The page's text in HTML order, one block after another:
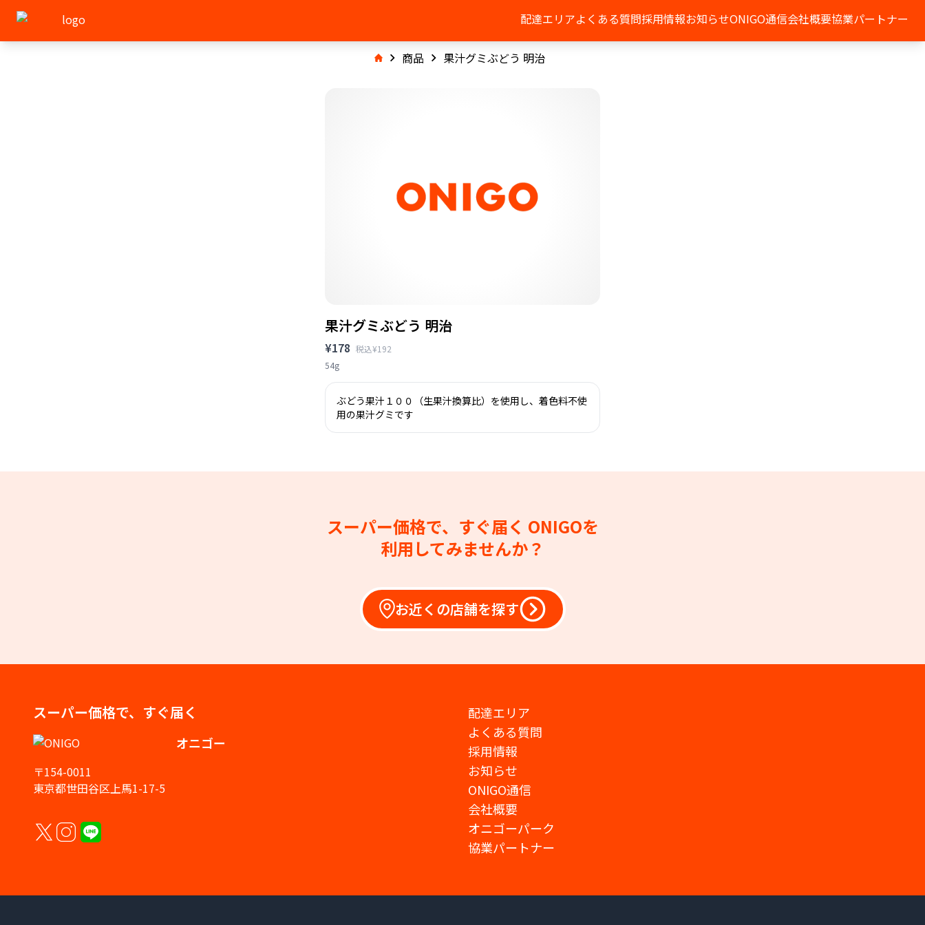
配達エリアよくある質問採用情報お知らせONIGO通信会社概要協業パートナー
商品 果汁グミぶどう 明治
果汁グミぶどう 明治
¥178 税込¥192
54g
ぶどう果汁１００（生果汁換算比）を使用し、着色料不使
用の果汁グミです
スーパー価格で、すぐ届く ONIGOを
利用してみませんか？
お近くの店舗を探す
スーパー価格で、すぐ届く
オニゴー
〒154-0011
東京都世田谷区上馬1-17-5
配達エリア
よくある質問
採用情報
お知らせ
ONIGO通信
会社概要
オニゴーパーク
協業パートナー